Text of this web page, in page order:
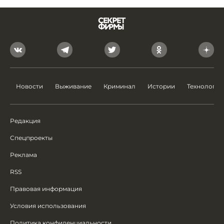
Новости Выживание Криминал Истории Технологии
Редакция
Спецпроекты
Реклама
RSS
Правовая информация
Условия использования